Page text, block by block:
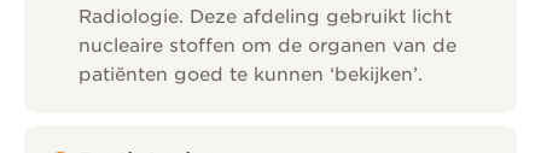
Radiologie. Deze afdeling gebruikt licht
nucleaire stoffen om de organen van de
patiënten goed te kunnen ‘bekijken’.